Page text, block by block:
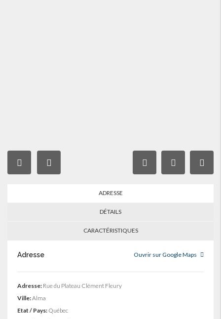
ADRESSE
DÉTAILS
CARACTÉRISTIQUES
Adresse Ouvrir sur Google Maps
Adresse: Rue du Plateau Clément Fleury
Ville:Alma
Etat / Pays: Québec